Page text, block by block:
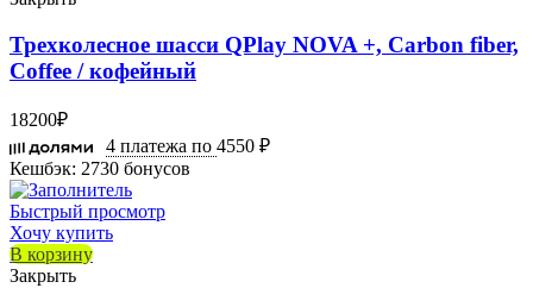
Трехколесное шасси QPlay NOVA +, Carbon fiber,
Coffee / кофейный
18200₽
4 платежа по 4550 ₽
Кешбэк: 2730 бонусов
Быстрый просмотр
Хочу купить
В корзину
Закрыть